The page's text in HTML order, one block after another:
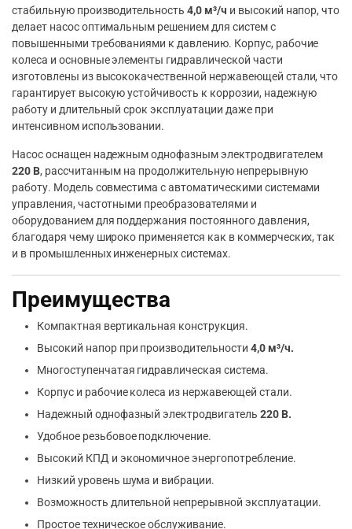
стабильную производительность4,0 м³/ч и высокий напор, что
делает насос оптимальным решением для систем с
повышенными требованиями к давлению. Корпус, рабочие
колеса и основные элементы гидравлической части
изготовлены из высококачественной нержавеющей стали, что
гарантирует высокую устойчивость к коррозии, надежную
работу и длительный срок эксплуатации даже при
интенсивном использовании.
Насос оснащен надежным однофазным электродвигателем
220 В, рассчитанным на продолжительную непрерывную
работу. Модель совместима с автоматическими системами
управления, частотными преобразователями и
оборудованием для поддержания постоянного давления,
благодаря чему широко применяется как в коммерческих, так
и в промышленных инженерных системах.
Преимущества
Компактная вертикальная конструкция.
Высокий напор при производительности 4,0 м³/ч.
Многоступенчатая гидравлическая система.
Корпус и рабочие колеса из нержавеющей стали.
Надежный однофазный электродвигатель 220 В.
Удобное резьбовое подключение.
Высокий КПД и экономичное энергопотребление.
Низкий уровень шума и вибрации.
Возможность длительной непрерывной эксплуатации.
Простое техническое обслуживание.